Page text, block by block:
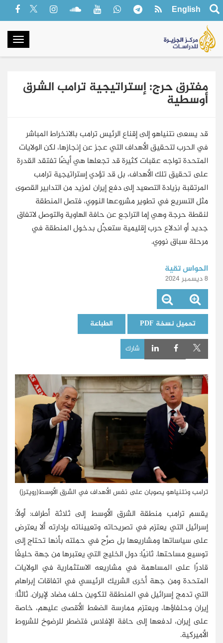
English
مفترق حرج: إستراتيجية ترامب الشرق
أوسطية
قد يسعى نتنياهو إلى إقناع الرئيس ترامب بالانخراط المباشر
في الحرب لتحقيق الأهداف التي عجز عن إنجازها، لكن الولايات
المتحدة تواجه عقبات كثيرة قد تجعلها هي أيضًا تفتقد القدرة
على تحقيق تلك الأهداف، بل قد تؤدي إستراتيجية ترامب
المرتقبة بزيادة التصعيد إلى دفع إيران لمزيد من التدابير القصوى
مثل التسريع في تطوير مشروعها النووي، فتصل المنطقة
لنقطة حرجة وهي إما التراجع عن حافة الهاوية والتوصل لاتفاق
جديد أو اندلاع حرب إقليمية ستعجِّل بدخول المنطقة في
مرحلة سباق نووي.
الحواس تقية
8 ديسمبر 2024
تحميل نسخة PDF الطباعة
شارك
ترامب ونتنياهو يصوبان على نفس الأهداف في الشرق الأوسط(رويترز)
يقسم ترامب منطقة الشرق الأوسط إلى ثلاثة أطراف: أولًا:
إسرائيل التي يعتزم في تصريحاته وتعييناته بإدارته ألا يعترض
على سياساتها ومشاريعها بل صرَّح في حملته بأنها تحتاج إلى
توسيع مساحتها. ثانيًا: دول الخليج التي يعتبرها من جهة حليفًا
قادرًا على المساهمة في مشاريعه الاستثمارية في الولايات
المتحدة ومن جهة أخرى الشريك الرئيسي في اتفاقات إبراهام
التي تدمج إسرائيل في المنطقة لتكوين حلف مضاد لإيران. ثالثًا:
إيران وحلفاؤها، ويعتزم ممارسة الضغط الأقصى عليهم، خاصة
على إيران، لدفعها إلى حافة الإفلاس فتضطر للرضوخ للشروط
الأميركية.